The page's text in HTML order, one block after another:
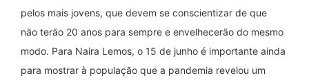
pelos mais jovens, que devem se conscientizar de que
não terão 20 anos para sempre e envelhecerão do mesmo
modo. Para Naira Lemos, o 15 de junho é importante ainda
para mostrar à população que a pandemia revelou um